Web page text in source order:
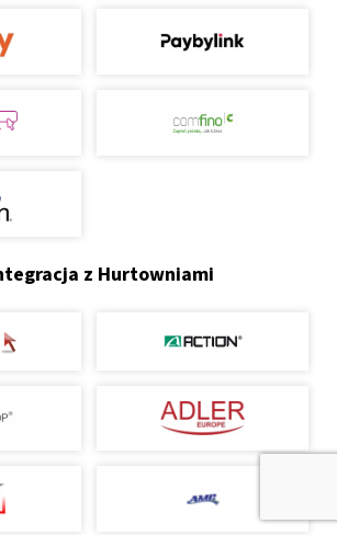
z Hurtowniami